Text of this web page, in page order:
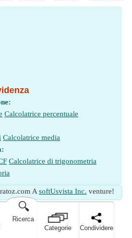
Calcolatrice percentuale
Calcolatrice media
Calcolatrice di trigonometria
A softUsvista Inc. venture!
🔍
Ricerca
Categorie
Condividere